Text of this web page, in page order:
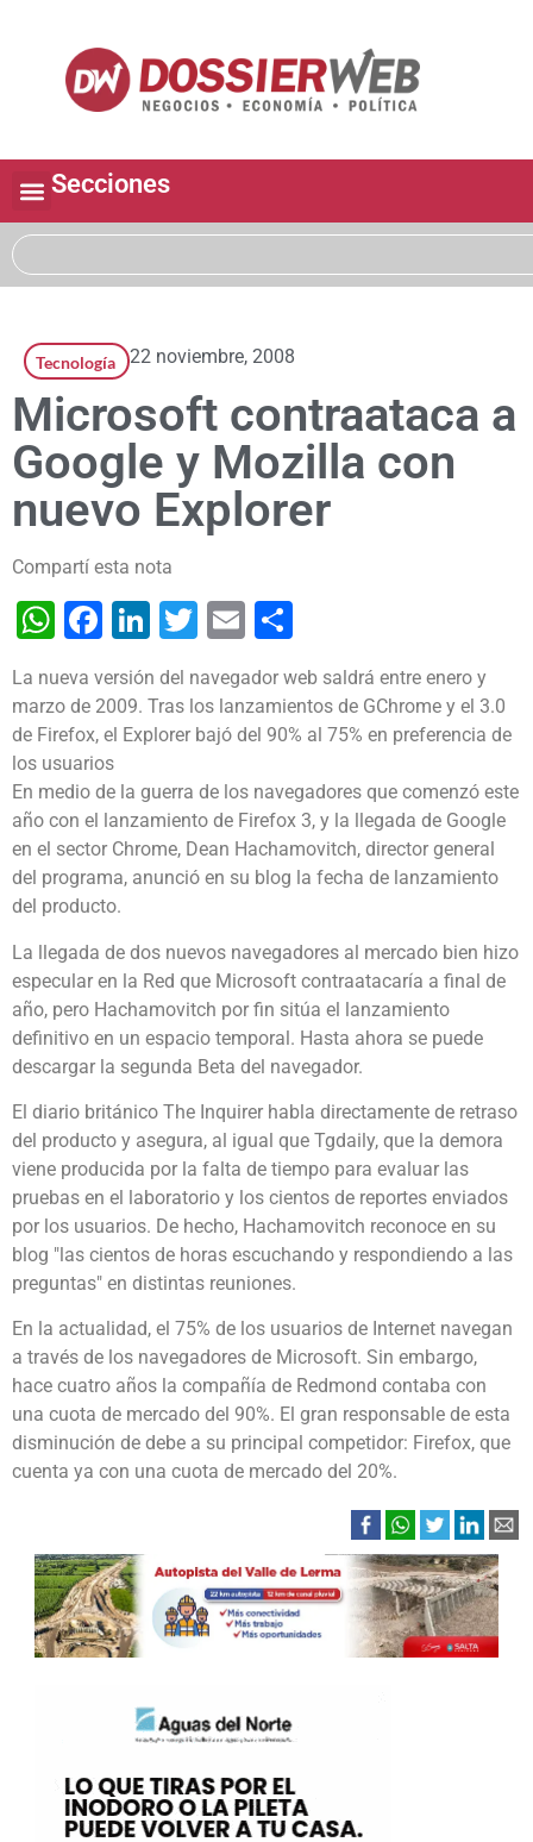
Secciones
Tecnología 22 noviembre, 2008
Microsoft contraataca a
Google y Mozilla con
nuevo Explorer
Compartí esta nota
WhatsApp
Facebook
LinkedIn
Twitter
Email
La nueva versión del navegador web saldrá entre enero y
marzo de 2009. Tras los lanzamientos de GChrome y el 3.0
de Firefox, el Explorer bajó del 90% al 75% en preferencia de
los usuarios
En medio de la guerra de los navegadores que comenzó este
año con el lanzamiento de Firefox 3, y la llegada de Google
en el sector Chrome, Dean Hachamovitch, director general
del programa, anunció en su blog la fecha de lanzamiento
del producto.
La llegada de dos nuevos navegadores al mercado bien hizo
especular en la Red que Microsoft contraatacaría a final de
año, pero Hachamovitch por fin sitúa el lanzamiento
definitivo en un espacio temporal. Hasta ahora se puede
descargar la segunda Beta del navegador.
El diario británico The Inquirer habla directamente de retraso
del producto y asegura, al igual que Tgdaily, que la demora
viene producida por la falta de tiempo para evaluar las
pruebas en el laboratorio y los cientos de reportes enviados
por los usuarios. De hecho, Hachamovitch reconoce en su
blog "las cientos de horas escuchando y respondiendo a las
preguntas" en distintas reuniones.
En la actualidad, el 75% de los usuarios de Internet navegan
a través de los navegadores de Microsoft. Sin embargo,
hace cuatro años la compañía de Redmond contaba con
una cuota de mercado del 90%. El gran responsable de esta
disminución de debe a su principal competidor: Firefox, que
cuenta ya con una cuota de mercado del 20%.